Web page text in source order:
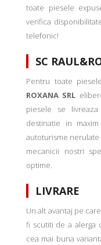
toate piesele
verifica
telefonic!
SC
Pentru toate
ROXANA SRL
piesele se
destinatie in
autoturisme nerulate
mecanicii nostri
optime.
LIVRARE
Un alt avantaj pe
fi scutiti de a alerga
cea mai buna